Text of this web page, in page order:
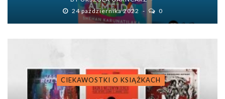
24 października 2022
0
CIEKAWOSTKI O KSIĄŻKACH